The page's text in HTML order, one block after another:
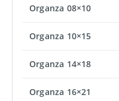
Organza 08×10
Organza 10×15
Organza 14×18
Organza 16×21